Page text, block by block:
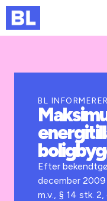
Kurser og
Jobportalen
BL
Efter
december
m.v., § 14 stk. 2,